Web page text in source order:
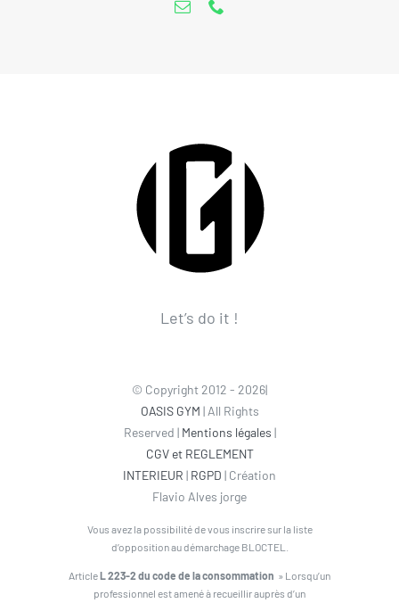
Let’s do it !
© Copyright 2012 - 2026|
OASIS GYM | All Rights
Reserved | Mentions légales |
CGV et REGLEMENT
INTERIEUR | RGPD | Création
Flavio Alves jorge
Vous avez la possibilité de vous inscrire sur la liste
d’opposition au démarchage BLOCTEL.
ArticleL 223-2 du code de la consommation » Lorsqu’un
professionnel est amené à recueillir auprès d’un